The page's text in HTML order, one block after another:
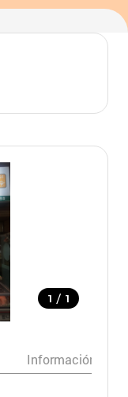
1 / 1
Información